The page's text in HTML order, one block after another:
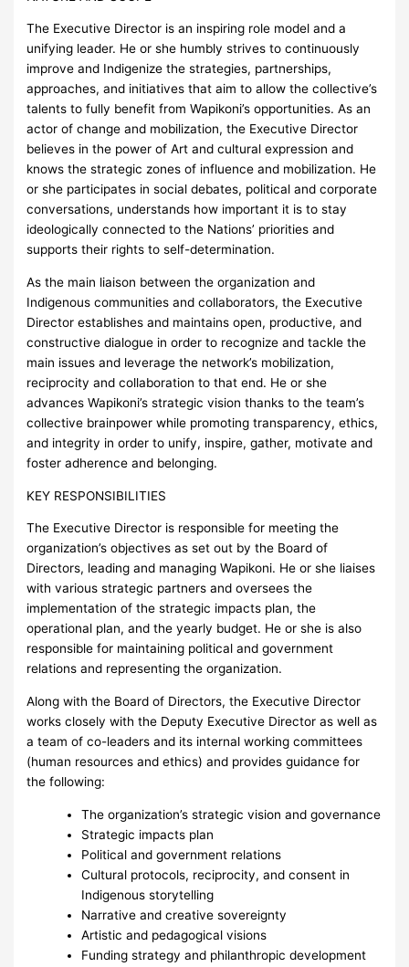
The Executive Director is an inspiring role model and a
unifying leader. He or she humbly strives to continuously
improve and Indigenize the strategies, partnerships,
approaches, and initiatives that aim to allow the collective’s
talents to fully benefit from Wapikoni’s opportunities. As an
actor of change and mobilization, the Executive Director
believes in the power of Art and cultural expression and
knows the strategic zones of influence and mobilization. He
or she participates in social debates, political and corporate
conversations, understands how important it is to stay
ideologically connected to the Nations’ priorities and
supports their rights to self-determination.
As the main liaison between the organization and
Indigenous communities and collaborators, the Executive
Director establishes and maintains open, productive, and
constructive dialogue in order to recognize and tackle the
main issues and leverage the network’s mobilization,
reciprocity and collaboration to that end. He or she
advances Wapikoni’s strategic vision thanks to the team’s
collective brainpower while promoting transparency, ethics,
and integrity in order to unify, inspire, gather, motivate and
foster adherence and belonging.
KEY RESPONSIBILITIES
The Executive Director is responsible for meeting the
organization’s objectives as set out by the Board of
Directors, leading and managing Wapikoni. He or she liaises
with various strategic partners and oversees the
implementation of the strategic impacts plan, the
operational plan, and the yearly budget. He or she is also
responsible for maintaining political and government
relations and representing the organization.
Along with the Board of Directors, the Executive Director
works closely with the Deputy Executive Director as well as
a team of co-leaders and its internal working committees
(human resources and ethics) and provides guidance for
the following:
The organization’s strategic vision and governance
Strategic impacts plan
Political and government relations
Cultural protocols, reciprocity, and consent in
Indigenous storytelling
Narrative and creative sovereignty
Artistic and pedagogical visions
Funding strategy and philanthropic development